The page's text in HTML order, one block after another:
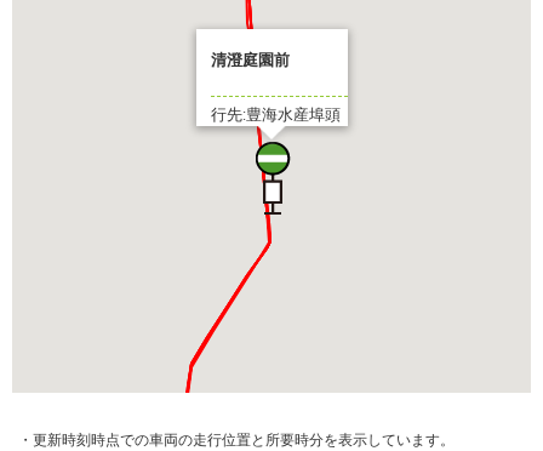
清澄庭園前
行先:豊海水産埠頭
・更新時刻時点での車両の走行位置と所要時分を表示しています。